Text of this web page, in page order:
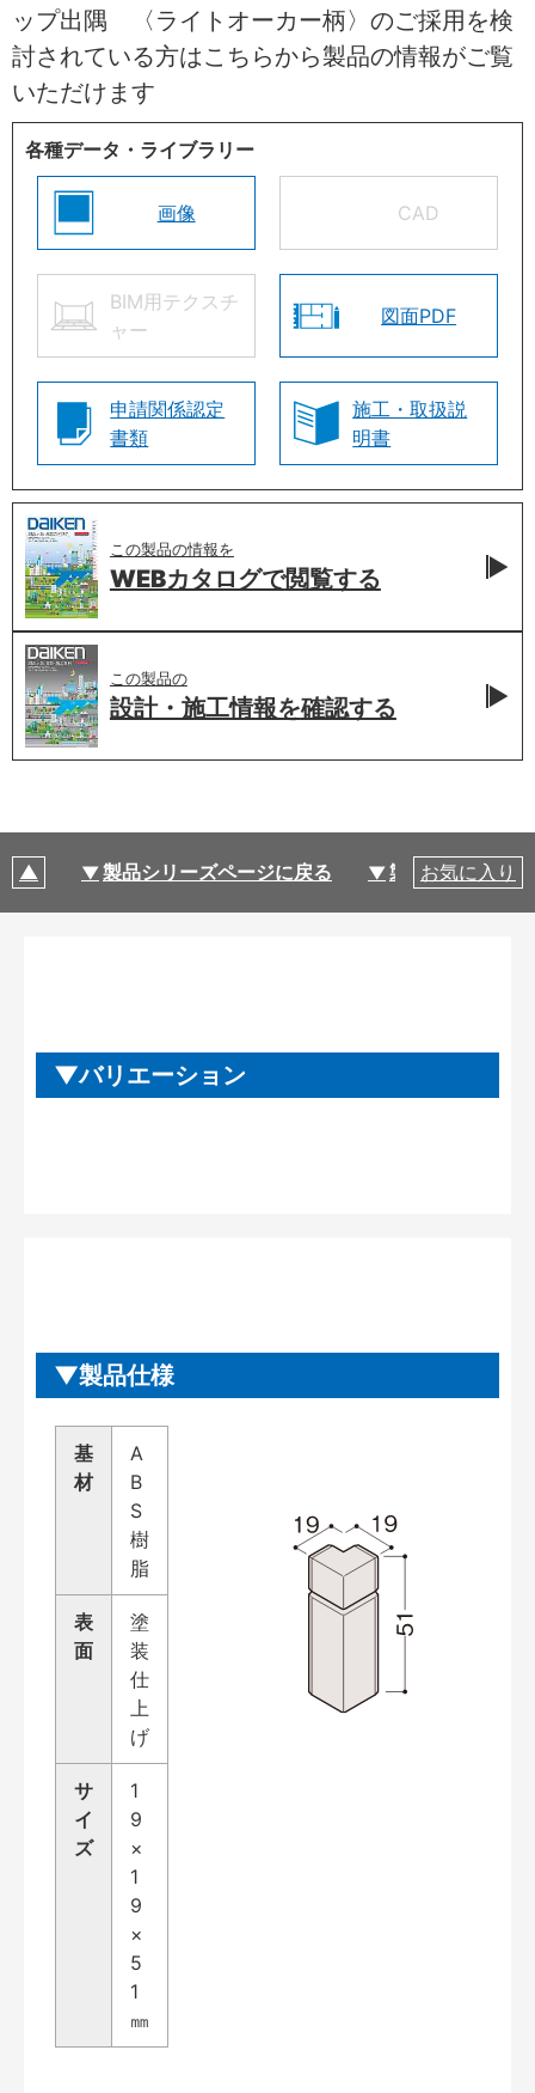
ップ出隅 〈ライトオーカー柄〉のご採用を検
討されている方はこちらから製品の情報がご覧
いただけます
各種データ・ライブラリー
画像 CAD
BIM用テクスチ
ャー
図面PDF
申請関係認定
書類
施工・取扱説
明書
この製品の情報を
WEBカタログで閲覧する
この製品の
設計・施工情報を確認する
製品シリーズページに戻る 製品仕様
お気に入り
バリエーション
製品仕様
基
材
A
B
S
樹
脂
表
面
塗
装
仕
上
げ
サ
イ
ズ
1
9
×
1
9
×
5
1
㎜